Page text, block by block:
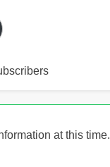
at this time.